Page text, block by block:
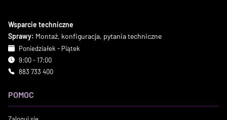
Wsparcie techniczne
Sprawy: Montaż, konfiguracja, pytania techniczne
Poniedziałek - Piątek
9:00 - 17:00
883 733 400
POMOC